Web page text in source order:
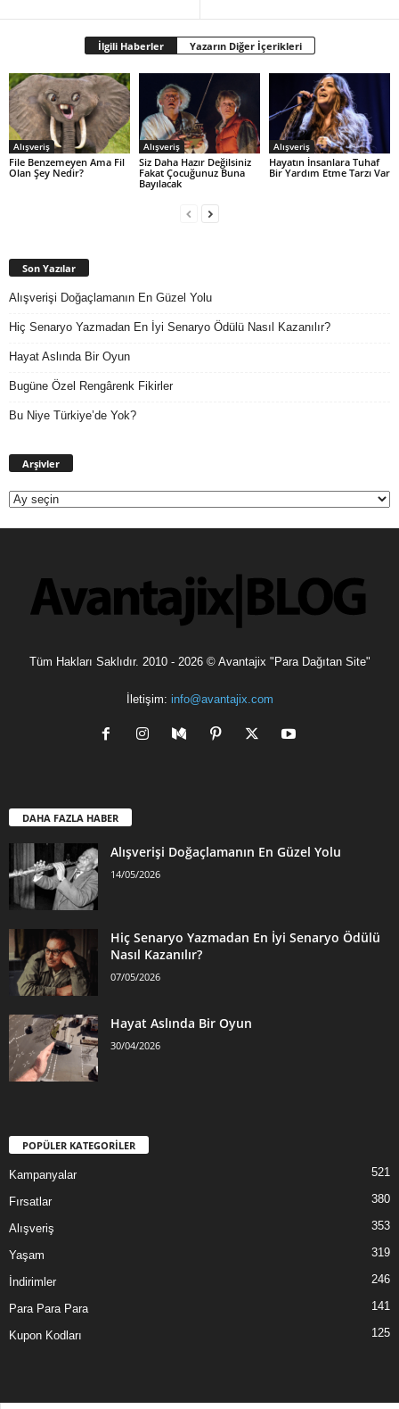
İlgili Haberler Yazarın Diğer İçerikleri
Alışveriş
File Benzemeyen Ama Fil
Olan Şey Nedir?
Alışveriş
Siz Daha Hazır Değilsiniz
Fakat Çocuğunuz Buna
Bayılacak
Alışveriş
Hayatın İnsanlara Tuhaf
Bir Yardım Etme Tarzı Var
Son Yazılar
Alışverişi Doğaçlamanın En Güzel Yolu
Hiç Senaryo Yazmadan En İyi Senaryo Ödülü Nasıl Kazanılır?
Hayat Aslında Bir Oyun
Bugüne Özel Rengârenk Fikirler
Bu Niye Türkiye’de Yok?
Arşivler
Tüm Hakları Saklıdır. 2010 - 2026 © Avantajix "Para Dağıtan Site"
İletişim: info@avantajix.com
DAHA FAZLA HABER
Alışverişi Doğaçlamanın En Güzel Yolu
14/05/2026
Hiç Senaryo Yazmadan En İyi Senaryo Ödülü
Nasıl Kazanılır?
07/05/2026
Hayat Aslında Bir Oyun
30/04/2026
POPÜLER KATEGORİLER
Kampanyalar 521
Fırsatlar 380
Alışveriş 353
Yaşam 319
İndirimler 246
Para Para Para 141
Kupon Kodları 125